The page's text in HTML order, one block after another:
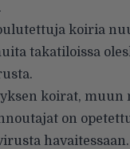
koiria
takatiloissa
koirat, muun
on